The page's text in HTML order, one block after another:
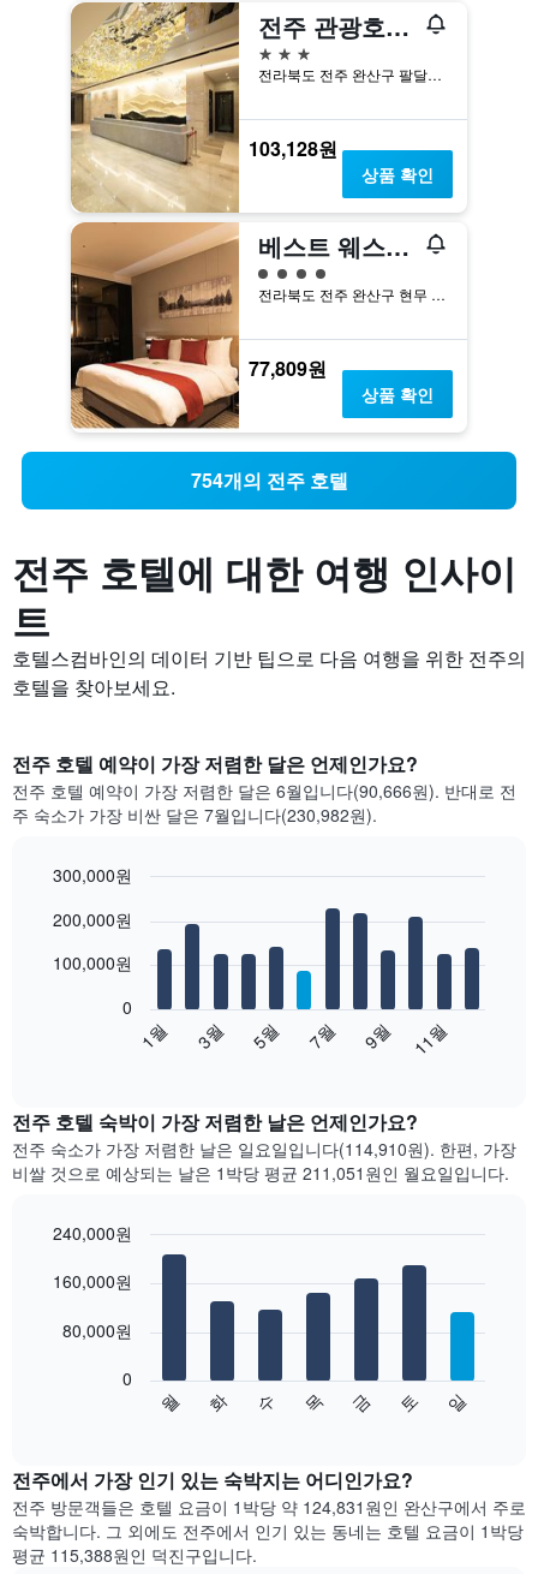
전주 관광호텔 꽃심
3성급
전라북도 전주 완산구 팔달로 171 호텔 꽃심
103,128원
상품 확인
베스트 웨스턴 플러스 전주
4​성급
전라북도 전주 완산구 현무 1길 41
77,809원
상품 확인
754개의 전주 호텔
전주 호텔에 대한 여행 인사이
트
호텔스컴바인의 데이터 기반 팁으로 다음 여행을 위한 전주의
호텔을 찾아보세요.
전주 호텔 예약이 가장 저렴한 달은 언제인가요?
전주 호텔 예약이 가장 저렴한 달은 6월입니다(90,666원). 반대로 전
주 숙소가 가장 비싼 달은 7월입니다(230,982원).
chart
12
는
월
별
객
평
요
트
에
는
월
graphic.
1월 3월 5월 7월 9월 11월
0
100,000원
200,000원
300,000원
전주 호텔 숙박이 가장 저렴한 날은 언제인가요?
전주 숙소가 가장 저렴한 날은 일요일입니다(114,910원). 한편, 가장
비쌀 것으로 예상되는 날은 1박당 평균 211,051원​인 월요일입니다.
chart
bars.
는
요
일
별
객
graphic.
월 화 수 목 금 토 일
0
80,000원
160,000원
240,000원
전주에서 가장 인기 있는 숙박지는 어디인가요?
전주 방문객들은 호텔 요금이 1박당 약 124,831원인 완산구에서 주로
숙박​합니다. ​그 ​외에도 전주에서 인기 있는 동네는 호텔 요금이 1박당
평균 115,388원인 덕진구입니다.